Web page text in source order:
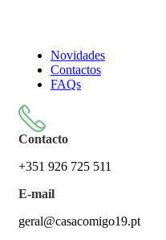
Novidades
Contactos
FAQs
Contacto
+351 926 725 511
E-mail
geral@casacomigo19.pt